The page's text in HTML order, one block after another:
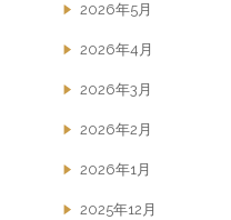
2026年5月
2026年4月
2026年3月
2026年2月
2026年1月
2025年12月